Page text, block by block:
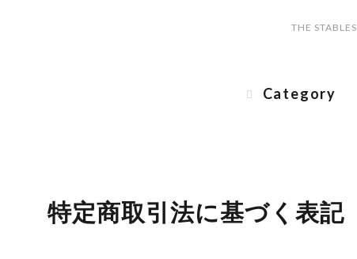
THE STABLES
Category
特定商取引法に基づく表記